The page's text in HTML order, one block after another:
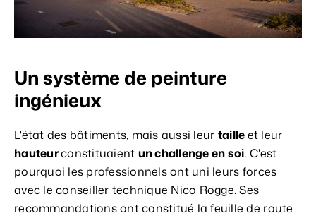
Un système de peinture
ingénieux
L'état des bâtiments, mais aussi leur tailleet leur
hauteurconstituaient un challenge en soi. C'est
pourquoi les professionnels ont uni leurs forces
avec le conseiller technique Nico Rogge. Ses
recommandations ont constitué la feuille de route